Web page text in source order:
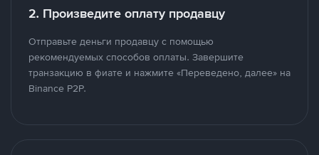
2. Произведите оплату продавцу
Отправьте деньги продавцу с помощью
рекомендуемых способов оплаты. Завершите
транзакцию в фиате и нажмите «Переведено, далее» на
Binance P2P.